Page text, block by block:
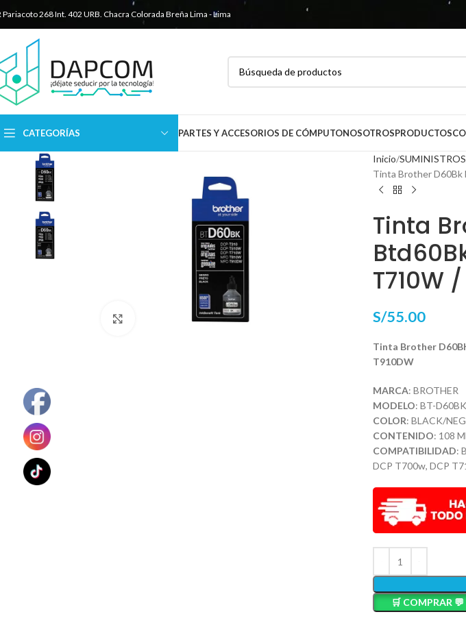
Pariacoto 268 Int. 402 URB. Chacra Colorada Breña Lima - Lima
CATEGORÍAS PARTES Y ACCESORIOS DE CÓMPUTONOSOTROSPRODUCTOS
Haga Click para agrandar
Inicio SUMINISTROS
Tinta Brother D60Bk
Tinta
T710W
S/55.00
Tinta Brother
T910DW
MARCA: BROTHER
MODELO: BT-D60BK
COLOR: BLACK/
CONTENIDO: 108 ML
COMPATIBILIDAD:
DCP T700w, DCP
🛒 COMPRAR